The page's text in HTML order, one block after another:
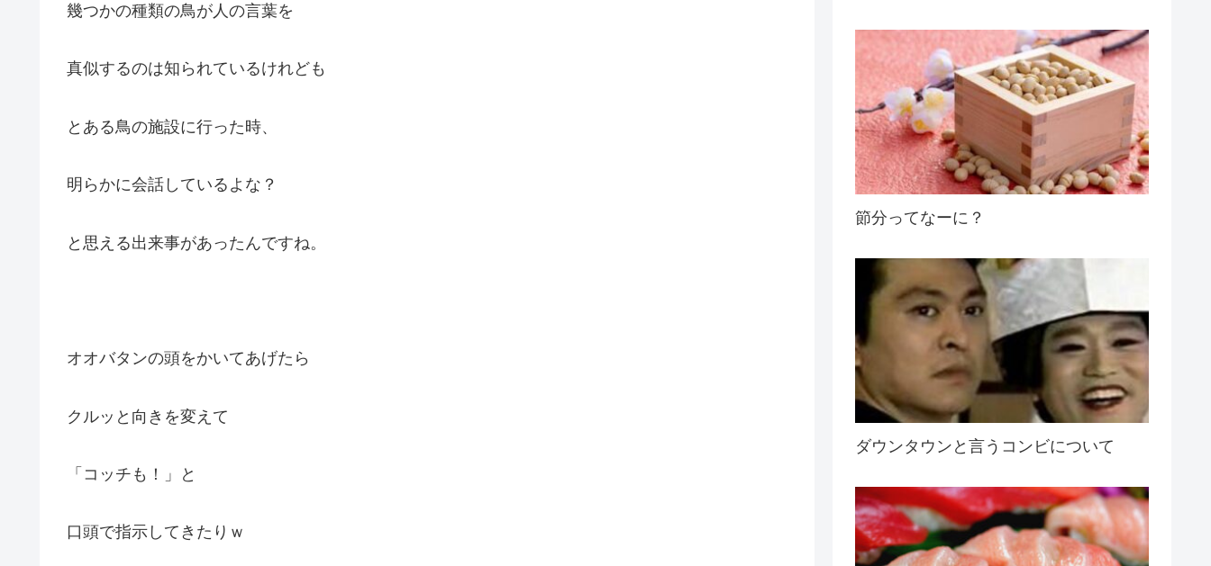
幾つかの種類の鳥が人の言葉を
真似するのは知られているけれども
とある鳥の施設に行った時、
明らかに会話しているよな？
と思える出来事があったんですね。
オオバタンの頭をかいてあげたら
クルッと向きを変えて
「コッチも！」と
口頭で指示してきたりｗ
節分ってなーに？
ダウンタウンと言うコンビについて